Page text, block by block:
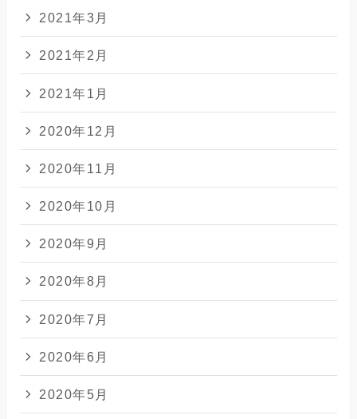
2021年3月
2021年2月
2021年1月
2020年12月
2020年11月
2020年10月
2020年9月
2020年8月
2020年7月
2020年6月
2020年5月